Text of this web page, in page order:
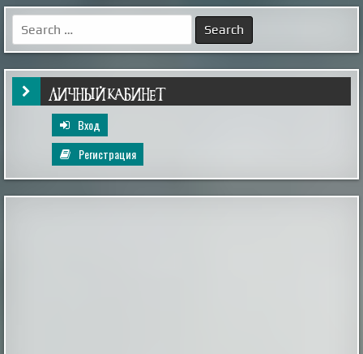
least to many people. In fact, these two theories are
often closely linked for fairly obvious reasons. Running
such programs without significant leaks would be nearly
impossible. But what if these programs involved time
travel, memo...
mysteriousuniverse.org | 31st Dec 2025
«Незримое» Короткометражный фильм
Search
for:
ЛИЧНЫЙ КАБИНЕТ
Вход
Регистрация